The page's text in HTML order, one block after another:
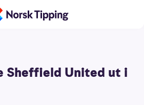
Sheffield United ut i